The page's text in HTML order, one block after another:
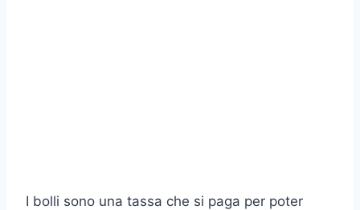
I bolli sono una tassa che si paga per poter